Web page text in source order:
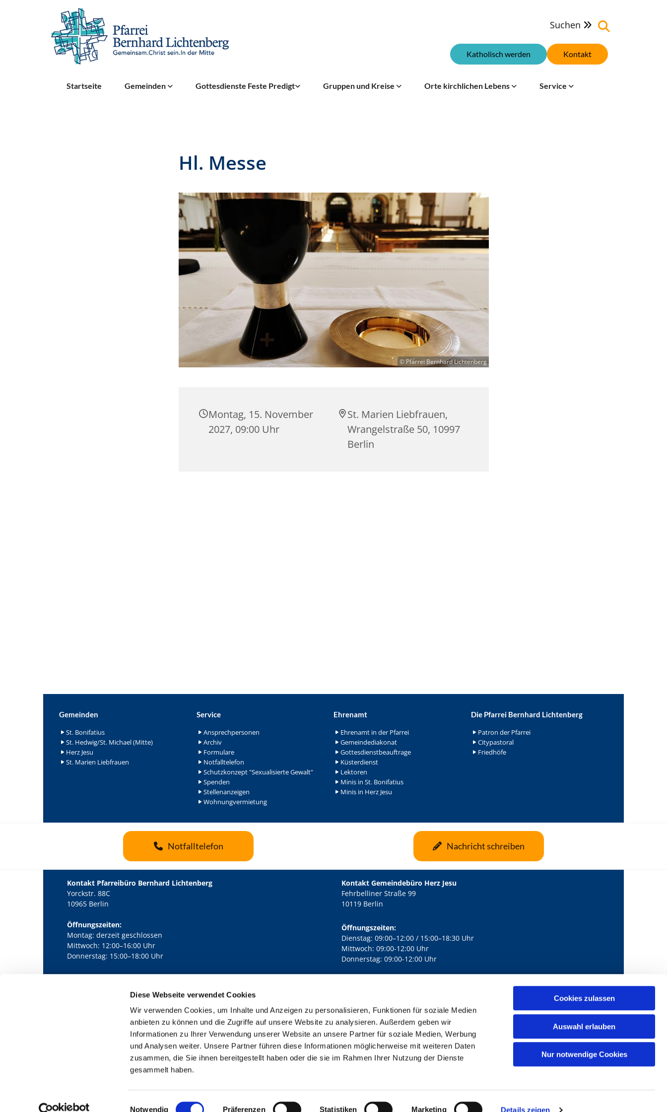
Diese Webseite verwendet Cookies
Wir verwenden Cookies, um Inhalte und Anzeigen zu personalisieren, Funktionen für soziale Medien
anbieten zu können und die Zugriffe auf unsere Website zu analysieren. Außerdem geben wir
Informationen zu Ihrer Verwendung unserer Website an unsere Partner für soziale Medien, Werbung
und Analysen weiter. Unsere Partner führen diese Informationen möglicherweise mit weiteren Daten
zusammen, die Sie ihnen bereitgestellt haben oder die sie im Rahmen Ihrer Nutzung der Dienste
gesammelt haben.
Notwendig Präferenzen Statistiken Marketing Details zeigen
Cookies zulassen
Auswahl erlauben
Nur notwendige Cookies
Suchen 
Kontakt
Katholisch werden
Startseite Gemeinden Gottesdienste Feste Predigt Gruppen und Kreise Orte kirchlichen Lebens Service
Hl. Messe
© Pfarrei Bernhard Lichtenberg
Montag, 15. November
2027, 09:00 Uhr
St. Marien Liebfrauen,
Wrangelstraße 50, 10997
Berlin
Gemeinden
St. Bonifatius
St. Hedwig/St. Michael (Mitte)
Herz Jesu
St. Marien Liebfrauen
Service
Ansprechpersonen
Archiv
Formulare
Notfalltelefon
Schutzkonzept "Sexualisierte Gewalt"
Spenden
Stellenanzeigen
Wohnungvermietung
Ehrenamt
Ehrenamt in der Pfarrei
Gemeindediakonat
Gottesdienstbeauftrage
Küsterdienst
Lektoren
Minis in St. Bonifatius
Minis in Herz Jesu
Die Pfarrei Bernhard Lichtenberg
Patron der Pfarrei
Citypastoral
Friedhöfe
Notfalltelefon Nachricht schreiben
Kontakt Pfarreibüro Bernhard Lichtenberg
Yorckstr. 88C
10965 Berlin
Öffnungszeiten:
Montag: derzeit geschlossen
Mittwoch: 12:00–16:00 Uhr
Donnerstag: 15:00–18:00 Uhr
Kontakt Gemeindebüro Herz Jesu
Fehrbelliner Straße 99
10119 Berlin
Öffnungszeiten:
Dienstag: 09:00–12:00 / 15:00–18:30 Uhr
Mittwoch: 09:00-12:00 Uhr
Donnerstag: 09:00-12:00 Uhr
Kath. Kirchengemeinde Pfarrei Bernhard Lichtenberg Berlin-Mitte · Yorckstr. 88C, 10965 Berlin mail@bernhard-lichtenberg.berlin
Kontaktinformationen Impressum